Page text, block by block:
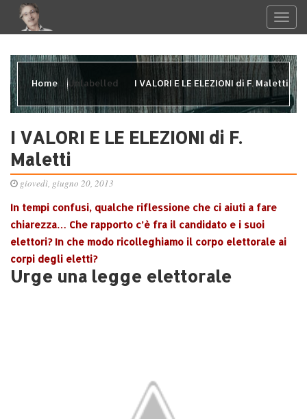
Home Unlabelled I VALORI E LE ELEZIONI di F. Maletti
I VALORI E LE ELEZIONI di F.
Maletti
giovedì, giugno 20, 2013
In tempi confusi, qualche riflessione che ci aiuti a fare
chiarezza… Che rapporto c’è fra il candidato e i suoi
elettori? In che modo ricolleghiamo il corpo elettorale ai
corpi degli eletti?
Urge una legge elettorale